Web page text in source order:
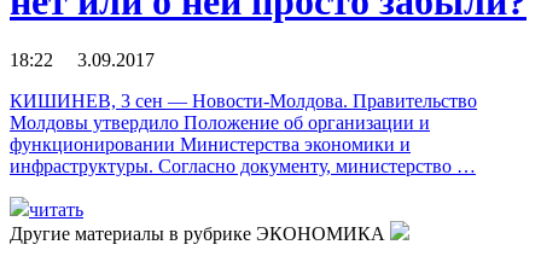
18:22 3.09.2017
КИШИНЕВ, 3 сен — Новости-Молдова. Правительство
Молдовы утвердило Положение об организации и
функционировании Министерства экономики и
инфраструктуры. Согласно документу, министерство …
читать
Другие материалы в рубрике ЭКОНОМИКА